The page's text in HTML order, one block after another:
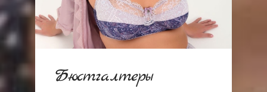
Бюстгалтеры